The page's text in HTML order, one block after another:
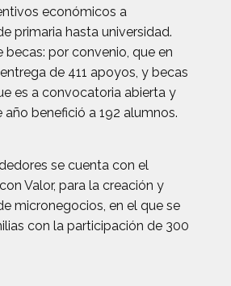
económicos a
primaria hasta universidad.
becas: por convenio, que en
de 411 apoyos, y becas
es a convocatoria abierta y
benefició a 192 alumnos.
se cuenta con el
Valor, para la creación y
micronegocios, en el que se
con la participación de 300